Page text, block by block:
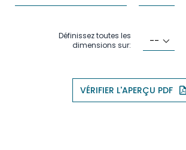
Définissez toutes les
dimensions sur:
VÉRIFIER L'APERÇU PDF